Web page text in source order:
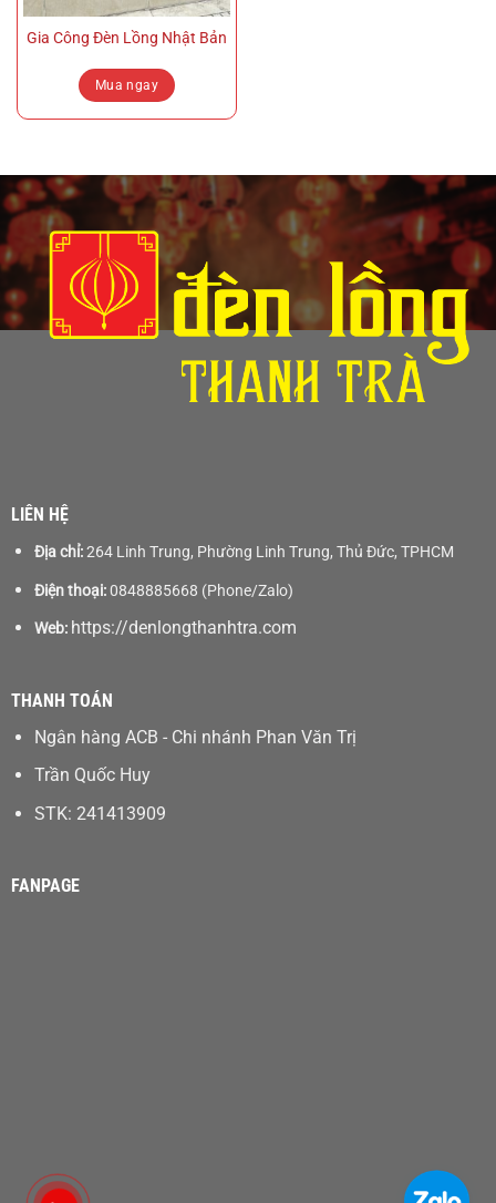
Gia Công Đèn Lồng Nhật Bản
Mua ngay
LIÊN HỆ
Địa chỉ:264 Linh Trung, Phường Linh Trung, Thủ Đức, TPHCM
Điện thoại:0848885668 (Phone/Zalo)
Web: https://denlongthanhtra.com
THANH TOÁN
Ngân hàng ACB - Chi nhánh Phan Văn Trị
Trần Quốc Huy
STK: 241413909
FANPAGE